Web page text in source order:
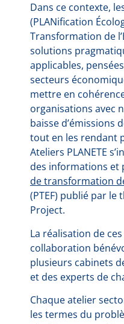
Dans ce contexte,
(PLANification
Transformation de
solutions
applicables,
secteurs
mettre en
organisations avec
baisse d’émissions
tout en les rendant
Ateliers PLANETE
des informations et
de transformation
(PTEF) publié par le
Project.
La réalisation de
collaboration
plusieurs cabinets
et des experts de
Chaque atelier
les termes du